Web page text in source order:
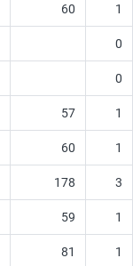
60 1
0
0
57 1
60 1
178 3
59 1
81 1